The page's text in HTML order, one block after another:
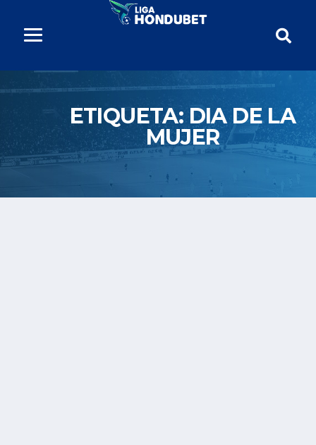
ETIQUETA: DIA DE LA
MUJER